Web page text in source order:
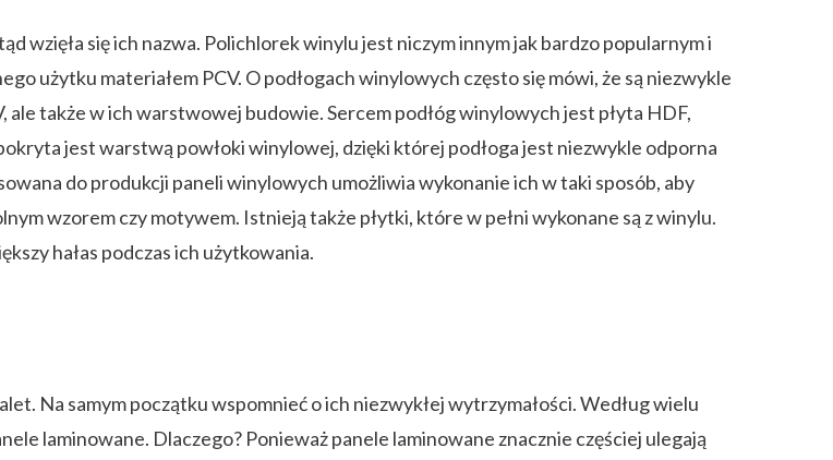
wzięła się ich nazwa. Polichlorek winylu jest niczym innym jak bardzo popularnym i
użytku materiałem PCV. O podłogach winylowych często się mówi, że są niezwykle
także w ich warstwowej budowie. Sercem podłóg winylowych jest płyta HDF,
jest warstwą powłoki winylowej, dzięki której podłoga jest niezwykle odporna
do produkcji paneli winylowych umożliwia wykonanie ich w taki sposób, aby
wzorem czy motywem. Istnieją także płytki, które w pełni wykonane są z winylu.
hałas podczas ich użytkowania.
Na samym początku wspomnieć o ich niezwykłej wytrzymałości. Według wielu
laminowane. Dlaczego? Ponieważ panele laminowane znacznie częściej ulegają